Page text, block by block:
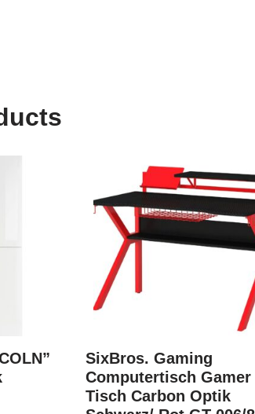
SixBros. Gaming
Computertisch Gamer
Tisch Carbon Optik